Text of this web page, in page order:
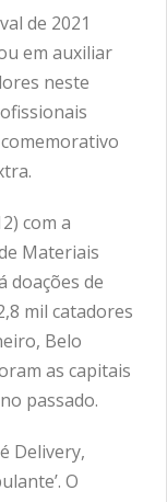
de 2021
em auxiliar
neste
com a
Materiais
doações de
mil catadores
Belo
as capitais
passado.
Delivery,
O